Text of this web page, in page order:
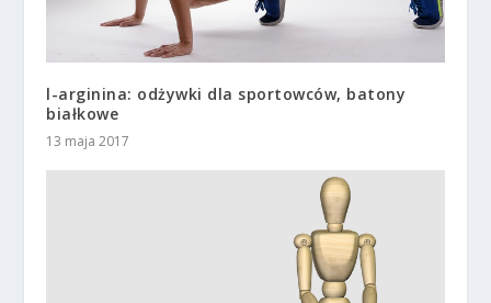
l-arginina: odżywki dla sportowców, batony
białkowe
13 maja 2017